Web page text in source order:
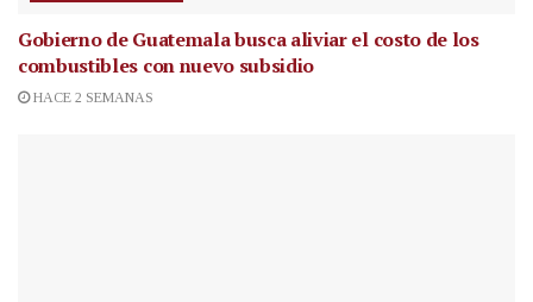
Gobierno de Guatemala busca aliviar el costo de los
combustibles con nuevo subsidio
HACE 2 SEMANAS